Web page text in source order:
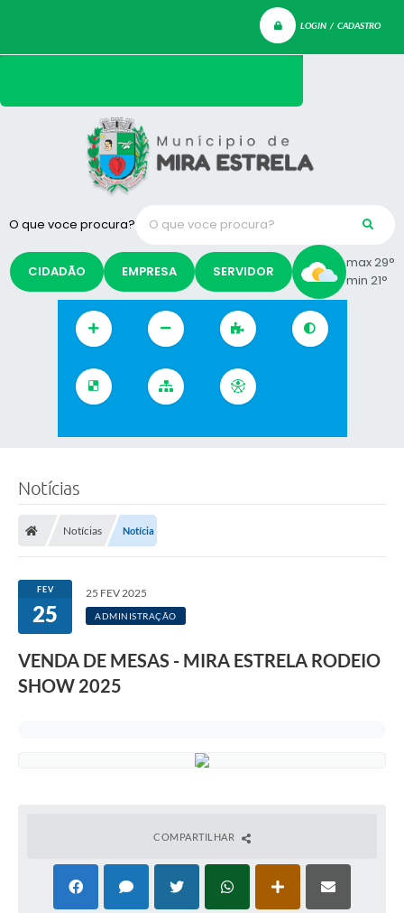
LOGIN / CADASTRO
O que voce procura?
CIDADÃO EMPRESA SERVIDOR
max 29°
min 21°
Notícias
Notícias Notícia
FEV
25
25 FEV 2025
ADMINISTRAÇÃO
VENDA DE MESAS - MIRA ESTRELA RODEIO
SHOW 2025
COMPARTILHAR